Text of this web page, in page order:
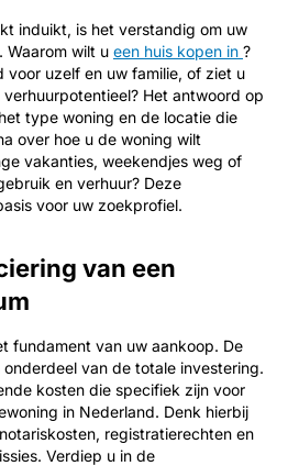
induikt, is het verstandig om uw
Waarom wilt u een huis kopen in ?
voor uzelf en uw familie, of ziet u
Het antwoord op
type woning en de locatie die
over hoe u de woning wilt
vakanties, weekendjes weg of
en verhuur? Deze
voor uw zoekprofiel.
van een
fundament van uw aankoop. De
van de totale investering.
kosten die specifiek zijn voor
in Nederland. Denk hierbij
registratierechten en
Verdiep u in de